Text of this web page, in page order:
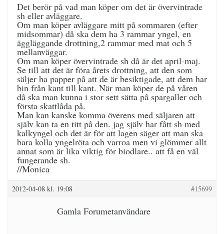
Det berör på vad man köper om det är övervintrade
sh eller avläggare.
Om man köper avläggare mitt på sommaren (efter
midsommar) då ska dem ha 3 rammar yngel, en
äggläggande drottning,2 rammar med mat och 5
mellanväggar.
Om man köper övervintrade sh då är det april-maj.
Se till att det är föra årets drottning, att den som
säljer ha papper på att de är besiktigade, att dem har
bin från kant till kant. När man köper de på våren
då ska man kunna i stor sett sätta på spargaller och
första skattlåda på.
Man kan kanske komma överens med säljaren att
själv kan ta en titt på den. jag själv har fått sh med
kalkyngel och det är för att lagen säger att man ska
bara kolla yngelröta och varroa men vi glömmer allt
annat som är lika viktig för biodlare.. att få en väl
fungerande sh.
//Monica
2012-04-08 kl. 19:08 #15699
Gamla Forumetanvändare